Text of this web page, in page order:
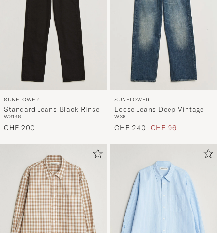
SUNFLOWER
Standard Jeans Black Rinse
W3136
CHF 200
SUNFLOWER
Loose Jeans Deep Vintage
W36
Regulärer Preis
CHF 240 Reduzierter Preis
CHF 96